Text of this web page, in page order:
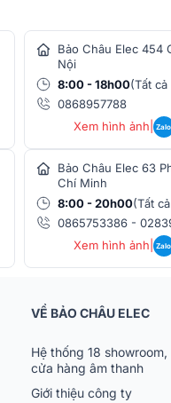
động với hiệu suất
ASW610XP có khả năng
bảo ổn định nhất.
Bảo Châu Elec 454
Nội
8:00 - 18h00(Tất
0868957788
Xem hình ảnh
Zalo
Bảo Châu Elec 63
Chí Minh
8:00 - 20h00(Tất
0865753386 -
Xem hình ảnh
Zalo
VỀ BẢO CHÂU ELEC
Hệ thống 18 showroom,
cửa hàng âm thanh
Giới thiệu công ty